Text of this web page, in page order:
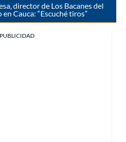
director de Los Bacanes del
Cauca: “Escuché tiros”
PUBLICIDAD